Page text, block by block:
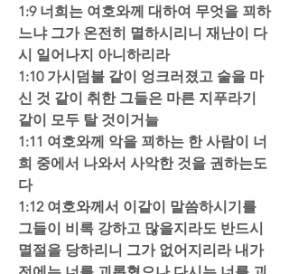
1:9 너희는 여호와께 대하여 무엇을 꾀하
느냐 그가 온전히 멸하시리니 재난이 다
시 일어나지 아니하리라
1:10 가시덤불 같이 엉크러졌고 술을 마
신 것 같이 취한 그들은 마른 지푸라기
같이 모두 탈 것이거늘
1:11 여호와께 악을 꾀하는 한 사람이 너
희 중에서 나와서 사악한 것을 권하는도
다
1:12 여호와께서 이같이 말씀하시기를
그들이 비록 강하고 많을지라도 반드시
멸절을 당하리니 그가 없어지리라 내가